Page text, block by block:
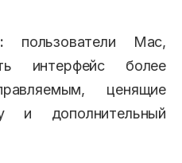
пользователи Mac,
интерфейс более
ценящие
и дополнительный